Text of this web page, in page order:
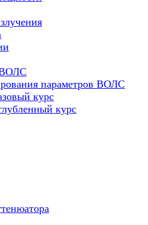
ВОЛС
параметров ВОЛС
курс
курс